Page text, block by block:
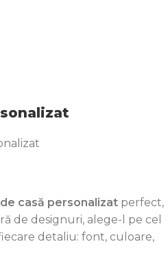
casă personalizat perfect,
de designuri, alege-l pe cel
detaliu: font, culoare,